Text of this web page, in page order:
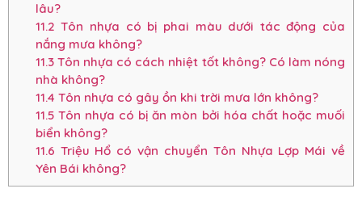
lâu?
11.2 Tôn nhựa có bị phai màu dưới tác động của
nắng mưa không?
11.3Tôn nhựa có cách nhiệt tốt không? Có làm nóng
nhà không?
11.4 Tôn nhựa có gây ồn khi trời mưa lớn không?
11.5Tôn nhựa có bị ăn mòn bởi hóa chất hoặc muối
biển không?
11.6 Triệu Hổ có vận chuyển Tôn Nhựa Lợp Mái về
Yên Bái không?